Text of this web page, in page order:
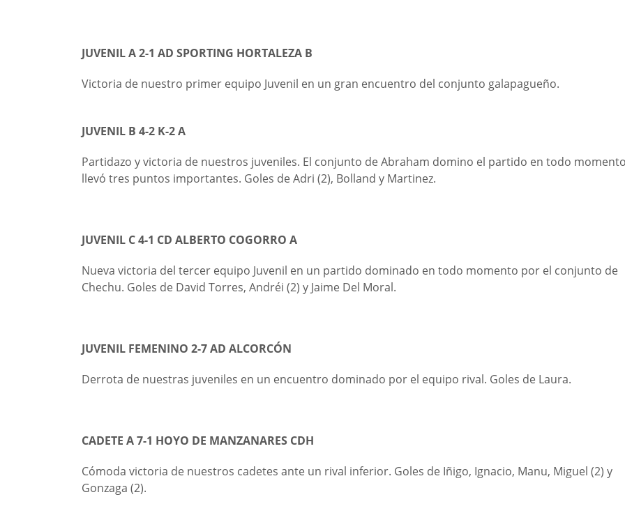
JUVENIL A 2-1 AD SPORTING HORTALEZA B
Victoria de nuestro primer equipo Juvenil en un gran encuentro del conjunto galapagueño.
JUVENIL B 4-2 K-2 A
Partidazo y victoria de nuestros juveniles. El conjunto de Abraham domino el partido en todo
llevó tres puntos importantes. Goles de Adri (2), Bolland y Martinez.
JUVENIL C 4-1 CD ALBERTO COGORRO A
Nueva victoria del tercer equipo Juvenil en un partido dominado en todo momento por el conjunto de
Chechu. Goles de David Torres, Andréi (2) y Jaime Del Moral.
JUVENIL FEMENINO 2-7 AD ALCORCÓN
Derrota de nuestras juveniles en un encuentro dominado por el equipo rival. Goles de Laura.
CADETE A 7-1 HOYO DE MANZANARES CDH
Cómoda victoria de nuestros cadetes ante un rival inferior. Goles de Iñigo, Ignacio, Manu, Miguel (2) y
Gonzaga (2).